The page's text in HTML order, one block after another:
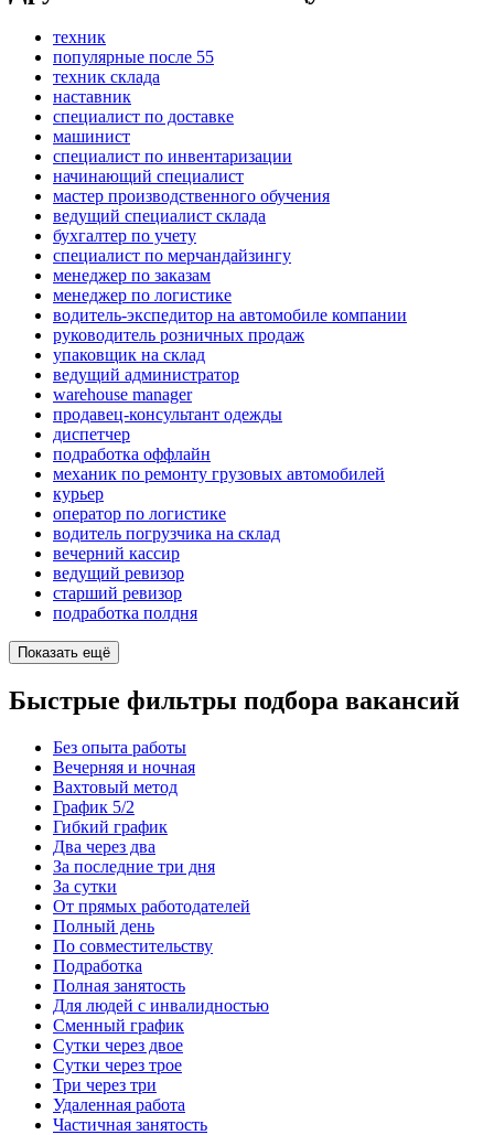
техник
популярные после 55
техник склада
наставник
специалист по доставке
машинист
специалист по инвентаризации
начинающий специалист
мастер производственного обучения
ведущий специалист склада
бухгалтер по учету
специалист по мерчандайзингу
менеджер по заказам
менеджер по логистике
водитель-экспедитор на автомобиле компании
руководитель розничных продаж
упаковщик на склад
ведущий администратор
warehouse manager
продавец-консультант одежды
диспетчер
подработка оффлайн
механик по ремонту грузовых автомобилей
курьер
оператор по логистике
водитель погрузчика на склад
вечерний кассир
ведущий ревизор
старший ревизор
подработка полдня
Показать ещё
Быстрые фильтры подбора вакансий
Без опыта работы
Вечерняя и ночная
Вахтовый метод
График 5/2
Гибкий график
Два через два
За последние три дня
За сутки
От прямых работодателей
Полный день
По совместительству
Подработка
Полная занятость
Для людей с инвалидностью
Сменный график
Сутки через двое
Сутки через трое
Три через три
Удаленная работа
Частичная занятость